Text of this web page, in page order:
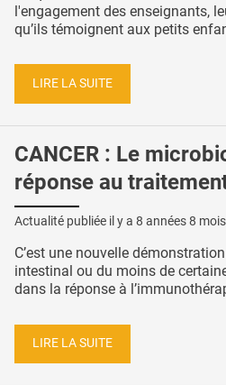
l'engagement des enseignants,
qu’ils témoignent aux petits
LIRE LA SUITE
CANCER : Le
réponse au
Actualité publiée il y a 8 années 8 mois
C’est une nouvelle
intestinal ou du moins de
dans la réponse à
LIRE LA SUITE